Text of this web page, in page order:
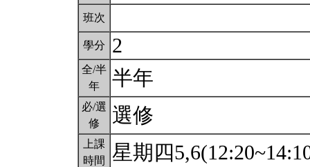
班次
學分 2
全/半
年
半年
必/選
修
選修
上課
時間
星期四